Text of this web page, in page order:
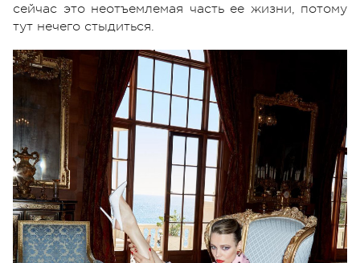
сейчас это неотъемлемая часть ее жизни, потому
тут нечего стыдиться.